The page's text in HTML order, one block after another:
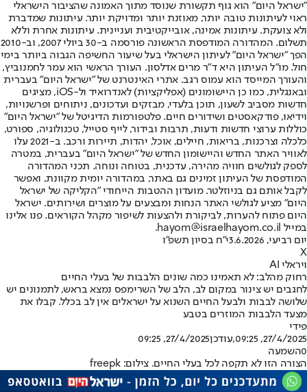
"ישראל היום" הוא גוף תקשורת שנוסד מתוך האמונה שהציבור הישראלי
ראוי לעיתונות טובה יותר, מאוזנת יותר ומדויקת יותר. עיתונות שמדברת
ולא צועקת. עיתונות אמינה, אובייקטיבית ועניינית. עיתונות אחרת וללא
תשלום. המהדורה המודפסת הראשונה פורסמה ב-30 ביולי 2007, וב-2010
הפך "ישראל היום" לעיתון הישראלי בעל שיעור החשיפה הגבוה ביותר בימי
חול. מו"ל העיתון היא ד"ר מרים אדלסון. העורך הראשי הוא עמר לחמנוביץ,
והעורך המייסד הוא עמוס רגב. אתרי האינטרנט של "ישראל היום" בעברית
ובאנגלית, כמו כן היישומונים (אפליקציות) לאנדרואיד ול-iOS, מציגים
חדשות מסביב לשעון, תוכן בלעדי, מבזקים ועדכונים, ניתוחים ופרשנויות,
וידיאו, פודקאסטים ושידורים חיים. פלטפורמות הדיגיטל של "ישראל היום"
כוללות ערוצי חדשות ודעות, תרבות ובידור, לייף סטייל, טכנולוגיה, ספורט,
כלכלה וצרכנות, בריאות, חיילים, אוכל, יהדות, תיירות ורכב. ב-2021 עלו
לאוויר האתר החדש והיישומון החדש של "ישראל היום" בעברית, במטרה
לספק לגולשים חוויה מהירה, עדכנית, בטוחה ונוחה. תכני המהדורה
המודפסת של העיתון זמינים גם באתר, במהדורה יומית מקוונת, ואפשר
לקבל אותם גם בניוזלטר. מועדון ההטבות הייחודי "הקליקה של ישראל
היום" מציע לגולשי האתר הנחות ומבצעים על מוצרים ושירותים. ישראל
היום פתוח להערות, לביקורת ולהצעות לשיפור מקהל הקוראים. פנו אלינו
במייל hayom@israelhayom.co.il.
יום רביעי, 3.6.2026
י"ח בסיון תשפ"ו
X
ויראלי AI
רחוק מהלב: לא תאמינו כמה שונים הלבבות של בעלי החיים
לחגבים יש צינור במקום לב, הלב של השרימפס נמצא בראש, לתמנונים יש
שלושה לבבות ולבעל החיים השנוא על ישראלים אין לב בכלל. קבלו את
מצעד הלבבות המוזרים בטבע
פידי
27/4/2025, 09:25
,עודכן27/4/2025, 09:25
0השמעה
הצורה הזו לא תקפה לכל בעלי החיים. צילום: freepk